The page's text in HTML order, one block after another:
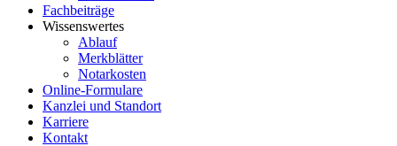
Fachbeiträge
Wissenswertes
Ablauf
Merkblätter
Notarkosten
Online-Formulare
Kanzlei und Standort
Karriere
Kontakt